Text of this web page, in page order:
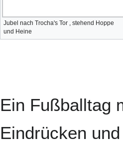
Jubel nach Trocha's Tor , stehend Hoppe
und Heine
Ein Fußballtag
Eindrücken